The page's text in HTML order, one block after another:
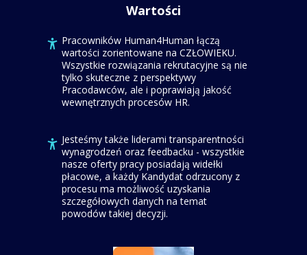
Wartości
Pracowników Human4Human łączą
wartości zorientowane na CZŁOWIEKU.
Wszystkie rozwiązania rekrutacyjne są nie
tylko skuteczne z perspektywy
Pracodawców, ale i poprawiają jakość
wewnętrznych procesów HR.
Jesteśmy także liderami transparentności
wynagrodzeń oraz feedbacku - wszystkie
nasze oferty pracy posiadają widełki
płacowe, a każdy Kandydat odrzucony z
procesu ma możliwość uzyskania
szczegółowych danych na temat
powodów takiej decyzji.